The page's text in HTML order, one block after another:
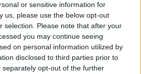
or sensitive information for
us, please use the below opt-out
selection. Please note that after your
you may continue seeing
on personal information utilized by
disclosed to third parties prior to
separately opt-out of the further
στο ΕΣΥ Μάριος Θεμιστοκλέους